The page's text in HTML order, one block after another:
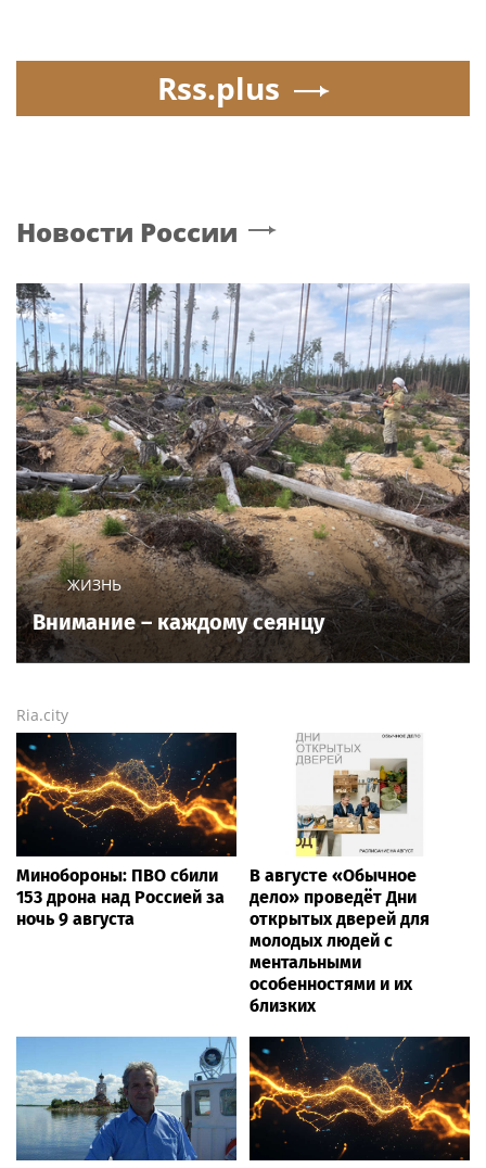
Rss.plus
Новости России
ЖИЗНЬ
Внимание – каждому сеянцу
Ria.city
Минобороны: ПВО сбили
153 дрона над Россией за
ночь 9 августа
В августе «Обычное
дело» проведёт Дни
открытых дверей для
молодых людей с
ментальными
особенностями и их
близких